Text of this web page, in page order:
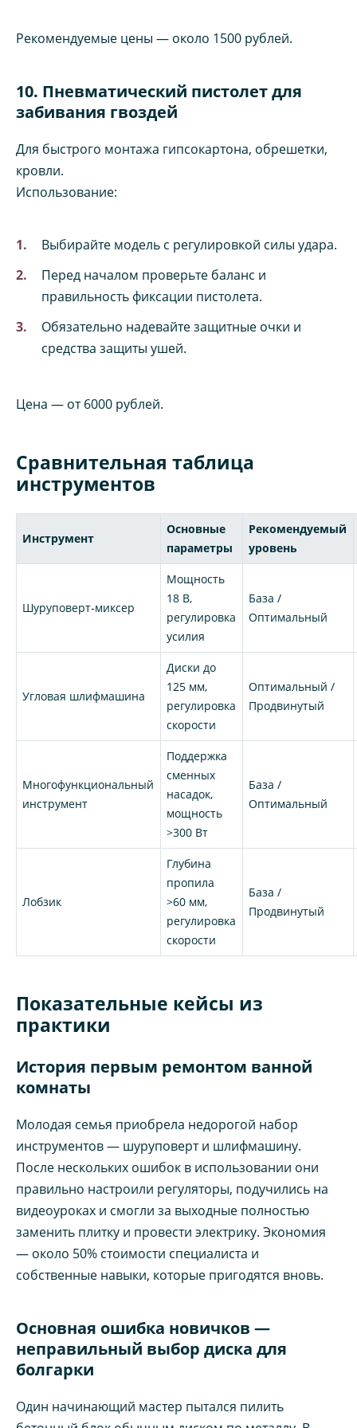
Рекомендуемые цены — около 1500 рублей.
10. Пневматический пистолет для
забивания гвоздей
Для быстрого монтажа гипсокартона, обрешетки,
кровли.
Использование:
Выбирайте модель с регулировкой силы удара.
Перед началом проверьте баланс и
правильность фиксации пистолета.
Обязательно надевайте защитные очки и
средства защиты ушей.
Цена — от 6000 рублей.
Сравнительная таблица
инструментов
Инструмент
Основные
параметры
Рекомендуемый
уровень
Шуруповерт-миксер
Мощность
18 В,
регулировка
усилия
База /
Оптимальный
Угловая шлифмашина
Диски до
125 мм,
регулировка
скорости
Оптимальный /
Продвинутый
Многофункциональный
инструмент
Поддержка
сменных
насадок,
мощность
>300 Вт
База /
Оптимальный
Лобзик
Глубина
пропила
>60 мм,
регулировка
скорости
База /
Продвинутый
Показательные кейсы из
практики
История первым ремонтом ванной
комнаты
Молодая семья приобрела недорогой набор
инструментов — шуруповерт и шлифмашину.
После нескольких ошибок в использовании они
правильно настроили регуляторы, подучились на
видеоуроках и смогли за выходные полностью
заменить плитку и провести электрику. Экономия
— около 50% стоимости специалиста и
собственные навыки, которые пригодятся вновь.
Основная ошибка новичков —
неправильный выбор диска для
болгарки
Один начинающий мастер пытался пилить